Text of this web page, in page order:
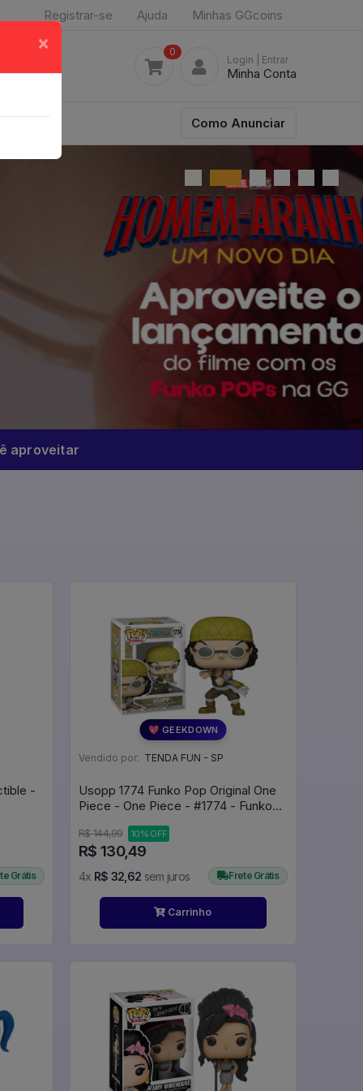
Registrar-se Ajuda Minhas GGcoins
0
Login | Entrar
Minha Conta
Como Anunciar
aproveitar
-
Grátis
💖 GEEKDOWN
Vendido por: TENDA FUN - SP
Usopp 1774 Funko Pop Original One
Piece - One Piece - #1774 - Funko
R$ 144,99 10% OFF
R$ 130,49
4x R$ 32,62 sem juros Frete Grátis
Carrinho
×